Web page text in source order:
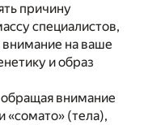
причину
специалистов,
внимание на ваше
и образ
внимание
«сомато» (тела),